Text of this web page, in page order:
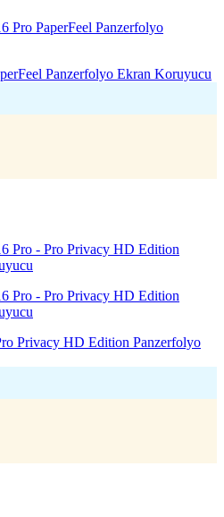
Panzerfolyo Ekran Koruyucu
Privacy HD Edition Panzerfolyo